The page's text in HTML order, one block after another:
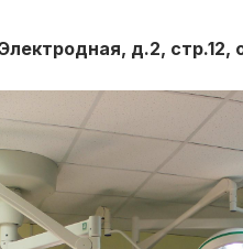
д.2,